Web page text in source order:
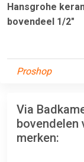
Hansgrohe
bovendeel 1/2"
Proshop
Via
bovendelen
merken: